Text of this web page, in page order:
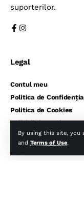
By using this site, you
and Terms of Use.
suporterilor.
Legal
Contul meu
Politica de
Politica de Cookies
Politică de
Termeni și Condiții